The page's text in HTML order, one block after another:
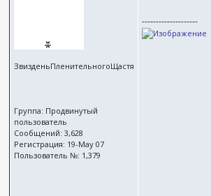
ЗвизденьПленительногоЩастя
Группа: Продвинутый
пользователь
Сообщений: 3,628
Регистрация: 19-May 07
Пользователь №: 1,379
--------------------